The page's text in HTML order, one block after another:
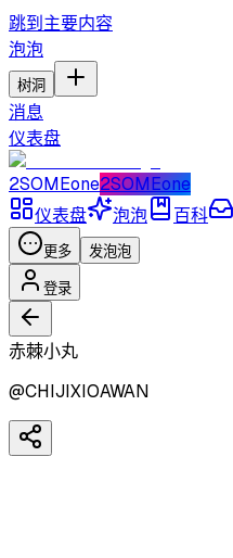
跳到主要内容
泡泡
树洞
消息
仪表盘
2SOMEone2SOMEone
仪表盘
泡泡 百科
更多 发泡泡
登录
赤棘小丸
@CHIJIXIOAWAN